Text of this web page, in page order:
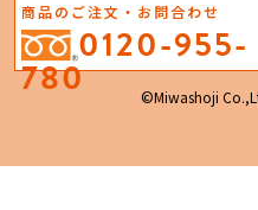
商品のご注文・お問合わせ
0120-955-
780 ©Miwashoji